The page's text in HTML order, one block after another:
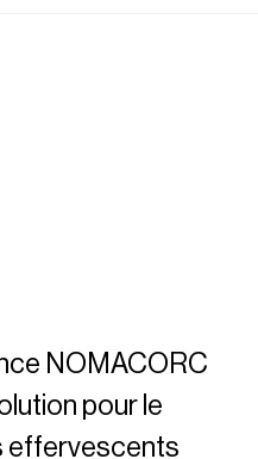
NOMACORC
pour le
effervescents